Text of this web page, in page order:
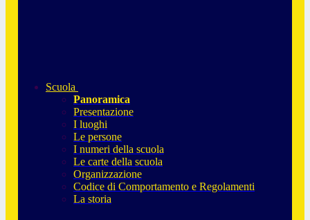
Scuola
Panoramica
Presentazione
I luoghi
Le persone
I numeri della scuola
Le carte della scuola
Organizzazione
Codice di Comportamento e Regolamenti
La storia